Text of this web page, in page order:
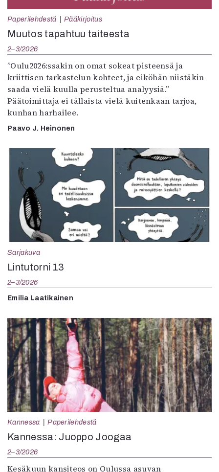
Paperilehdestä Pääkirjoitus
Muutos tapahtuu taiteesta
2–3/2026
”Oulu2026:ssakin on omat sokeat pisteensä ja
kriittisen tarkastelun kohteet, ja eiköhän niistäkin
saada vielä kuulla perusteltua analyysiä.”
Päätoimittaja ei tällaista vielä kuitenkaan tarjoa,
kunhan harhailee.
Paavo J. Heinonen
Sarjakuva
Lintutorni 13
2–3/2026
Emilia Laatikainen
Kannessa Paperilehdestä
Kannessa: Juoppo Joogaa
2–3/2026
Kesäkuun kansiteos on Oulussa asuvan